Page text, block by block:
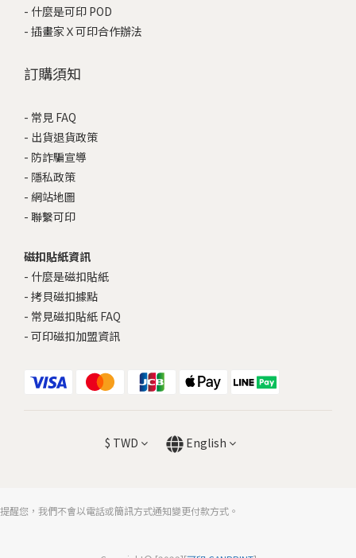
- 什麼是可印 POD
- 插畫家Ｘ可印合作辦法
訂購須知
- 常見 FAQ
- 出貨退貨政策
- 防詐騙宣導
- 隱私政策
- 網站地圖
- 聯繫可印
磁扣貼紙資訊
- 什麼是磁扣貼紙
- 拷貝磁扣據點
- 常見磁扣貼紙 FAQ
- 可印磁扣加盟資訊
$ TWD English
提醒您，我們不會以電話或簡訊方式通知變更付款方式。